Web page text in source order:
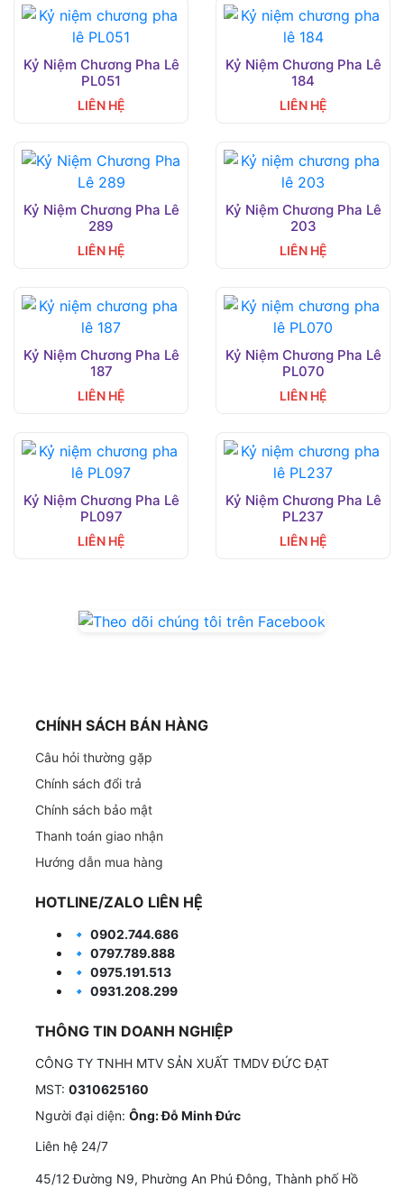
Kỷ Niệm Chương Pha Lê
PL051
LIÊN HỆ
Kỷ Niệm Chương Pha Lê
184
LIÊN HỆ
Kỷ Niệm Chương Pha Lê
289
LIÊN HỆ
Kỷ Niệm Chương Pha Lê
203
LIÊN HỆ
Kỷ Niệm Chương Pha Lê
187
LIÊN HỆ
Kỷ Niệm Chương Pha Lê
PL070
LIÊN HỆ
Kỷ Niệm Chương Pha Lê
PL097
LIÊN HỆ
Kỷ Niệm Chương Pha Lê
PL237
LIÊN HỆ
CHÍNH SÁCH BÁN HÀNG
Câu hỏi thường gặp
Chính sách đổi trả
Chính sách bảo mật
Thanh toán giao nhận
Hướng dẫn mua hàng
HOTLINE/ZALO LIÊN HỆ
🔹 0902.744.686
🔹 0797.789.888
🔹 0975.191.513
🔹 0931.208.299
THÔNG TIN DOANH NGHIỆP
CÔNG TY TNHH MTV SẢN XUẤT TMDV ĐỨC ĐẠT
MST: 0310625160
Người đại diện: Ông: Đỗ Minh Đức
Liên hệ 24/7
45/12 Đường N9, Phường An Phú Đông, Thành phố Hồ